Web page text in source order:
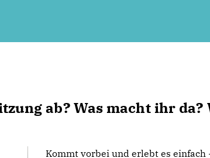
ab? Was macht ihr
Kommt vorbei und erlebt es einfach